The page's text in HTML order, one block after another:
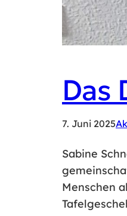
Das
7. Juni 2025
Sabine
Menschen